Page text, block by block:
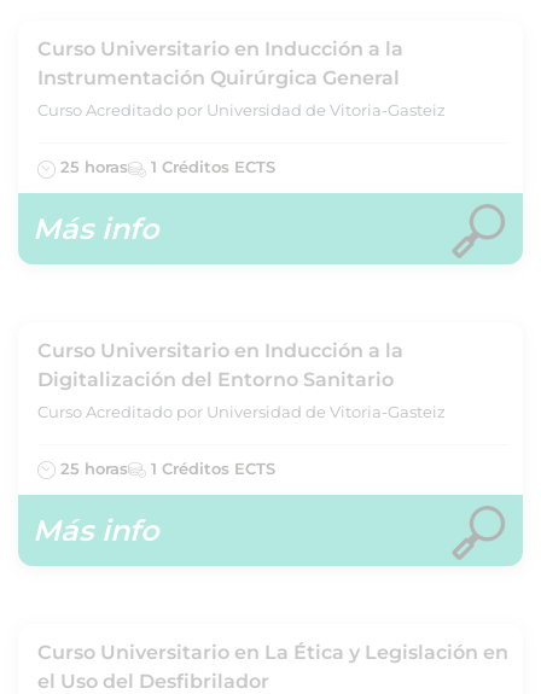
Curso Universitario en Inducción a la
Instrumentación Quirúrgica General
Curso Acreditado por Universidad de Vitoria-Gasteiz
25 horas 1 Créditos ECTS
Más info
Curso Universitario en Inducción a la
Digitalización del Entorno Sanitario
Curso Acreditado por Universidad de Vitoria-Gasteiz
25 horas 1 Créditos ECTS
Más info
Curso Universitario en La Ética y Legislación en
el Uso del Desfibrilador